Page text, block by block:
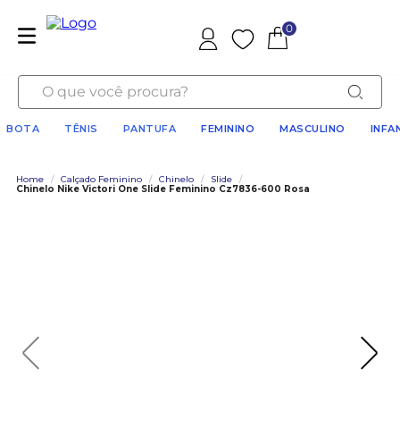
Favoritos
0
O que você procura?
BOTA TÊNIS PANTUFA FEMININO MASCULINO
Home / Calçado Feminino / Chinelo / Slide
/
Chinelo Nike Victori One Slide Feminino Cz7836-600 Rosa